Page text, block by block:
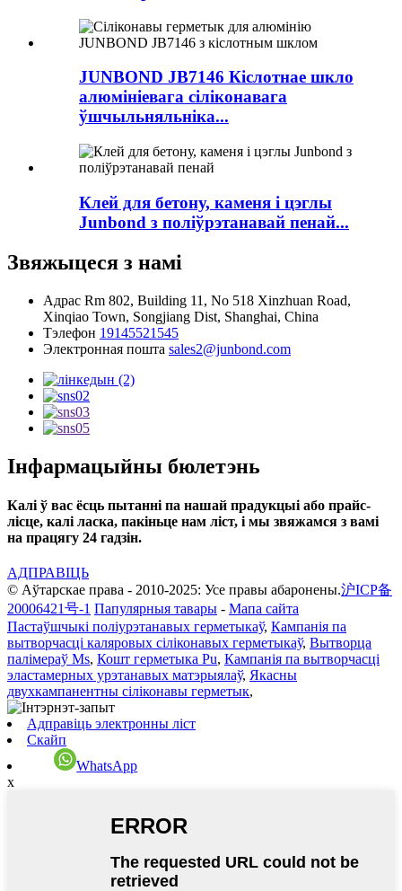
JUNBOND JB7146 Кіслотнае шкло
алюмініевага сіліконавага
ўшчыльняльніка...
Клей для бетону, каменя і цэглы
Junbond з поліўрэтанавай пенай...
Звяжыцеся з намі
Адрас Rm 802, Building 11, No 518 Xinzhuan Road,
Xinqiao Town, Songjiang Dist, Shanghai, China
Тэлефон 19145521545
Электронная пошта sales2@junbond.com
Інфармацыйны бюлетэнь
Калі ў вас ёсць пытанні па нашай прадукцыі або прайс-
лісце, калі ласка, пакіньце нам ліст, і мы звяжамся з вамі
на працягу 24 гадзін.
АДПРАВІЦЬ
© Аўтарскае права - 2010-2025: Усе правы абаронены.沪ICP备
20006421号-1 Папулярныя тавары - Мапа сайта
Пастаўшчыкі поліурэтанавых герметыкаў, Кампанія па
вытворчасці каляровых сіліконавых герметыкаў, Вытворца
палімераў Ms, Кошт герметыка Pu, Кампанія па вытворчасці
эластамерных урэтанавых матэрыялаў, Якасны
двухкампанентны сіліконавы герметык,
Адправіць электронны ліст
Скайп
WhatsApp
x